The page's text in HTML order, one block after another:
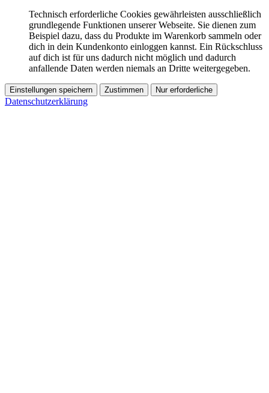
Technisch erforderliche Cookies gewährleisten ausschließlich
grundlegende Funktionen unserer Webseite. Sie dienen zum
Beispiel dazu, dass du Produkte im Warenkorb sammeln oder
dich in dein Kundenkonto einloggen kannst. Ein Rückschluss
auf dich ist für uns dadurch nicht möglich und dadurch
anfallende Daten werden niemals an Dritte weitergegeben.
Einstellungen speichern Zustimmen Nur erforderliche
Datenschutzerklärung